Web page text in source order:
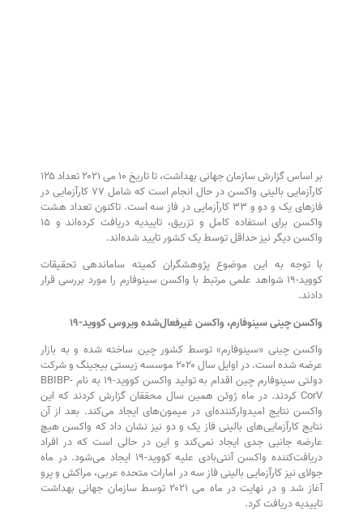
بر اساس گزارش سازمان جهانی بهداشت، تا تاریخ ۱۰ می ۲۰۲۱ تعداد ۱۲۵
کارآزمایی بالینی واکسن در حال انجام است که شامل ۷۷ کارآزمایی در
فازهای یک و دو و ۳۳ کارآزمایی در فاز سه است. تاکنون تعداد هشت
واکسن برای استفاده کامل و تزریق، تاییدیه دریافت کرده‌اند و ۱۵
واکسن دیگر نیز حداقل توسط یک کشور تایید شده‌اند.
با توجه به این موضوع پژوهشگران کمیته ساماندهی تحقیقات
کووید-۱۹ شواهد علمی مرتبط با واکسن سینوفارم را مورد بررسی قرار
دادند.
واکسن چینی سینوفارم، واکسن غیرفعال‌شده ویروس کووید-۱۹
واکسن چینی «سینوفارم» توسط کشور چین ساخته شده و به بازار
عرضه شده است. در اوایل سال ۲۰۲۰ موسسه زیستی بیجینگ و شرکت
دولتی سینوفارم چین اقدام به تولید واکسن کووید-۱۹ به نام BBIBP-
CorV کردند. در ماه ژوئن همین سال محققان گزارش کردند که این
واکسن نتایج امیدوارکننده‌ای در میمون‌های ایجاد می‌کند. بعد از آن
نتایج کارآزمایی‌های بالینی فاز یک و دو نیز نشان داد که واکسن هیچ
عارضه جانبی جدی ایجاد نمی‌کند و این در حالی است که در افراد
دریافت‌کننده واکسن آنتی‌بادی علیه کووید-۱۹ ایجاد می‌شود. در ماه
جولای نیز کارآزمایی بالینی فاز سه در امارات متحده عربی، مراکش و پرو
آغاز شد و در نهایت در ماه می ۲۰۲۱ توسط سازمان جهانی بهداشت
تاییدیه دریافت کرد.